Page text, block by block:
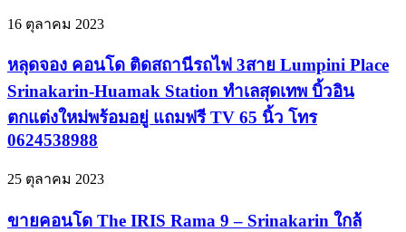
16 ตุลาคม 2023
หลุดจอง คอนโด ติดสถานีรถไฟ 3สาย Lumpini Place
Srinakarin-Huamak Station ทำเลสุดเทพ บิ้วอิน
ตกแต่งใหม่พร้อมอยู่ แถมฟรี TV 65 นิ้ว โทร
0624538988
25 ตุลาคม 2023
ขายคอนโด The IRIS Rama 9 – Srinakarin ใกล้